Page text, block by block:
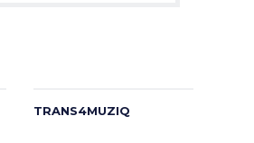
TRANS4MUZIQ